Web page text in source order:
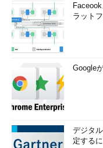
ラット
Google
デジタ
定する